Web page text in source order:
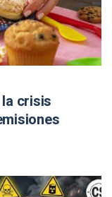
crisis